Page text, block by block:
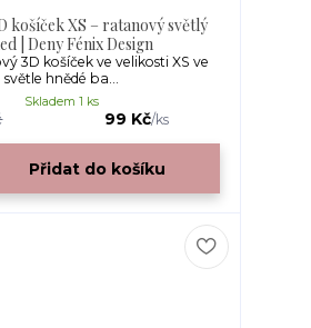
košíček XS – ratanový světlý
| Deny Fénix Design
3D košíček ve velikosti XS ve
světle hnědé ba...
99 Kč/ks
Skladem 1 ks
Přidat do košíku